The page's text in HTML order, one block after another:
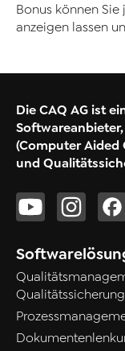
Bonus können Sie
anzeigen lassen
Die CAQ AG ist
(Computer
und
Qualitätssicherung